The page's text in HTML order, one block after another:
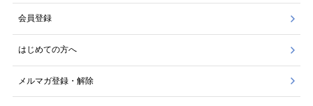
会員登録
はじめての方へ
メルマガ登録・解除